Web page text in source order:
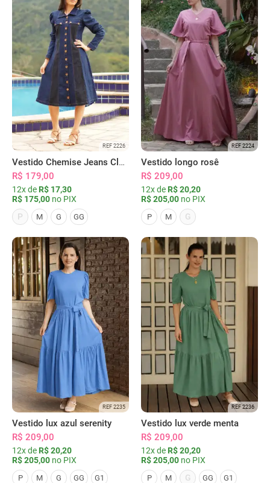
REF 2226
Vestido Chemise Jeans Clássica Serena
R$ 179,00
12x de R$ 17,30
R$ 175,00 no PIX
P
M G GG
REF 2224
Vestido longo rosê
R$ 209,00
12x de R$ 20,20
R$ 205,00 no PIX
P M G
REF 2235
Vestido lux azul serenity
R$ 209,00
12x de R$ 20,20
R$ 205,00 no PIX
P M G GG G1
REF 2236
Vestido lux verde menta
R$ 209,00
12x de R$ 20,20
R$ 205,00 no PIX
P M G GG G1